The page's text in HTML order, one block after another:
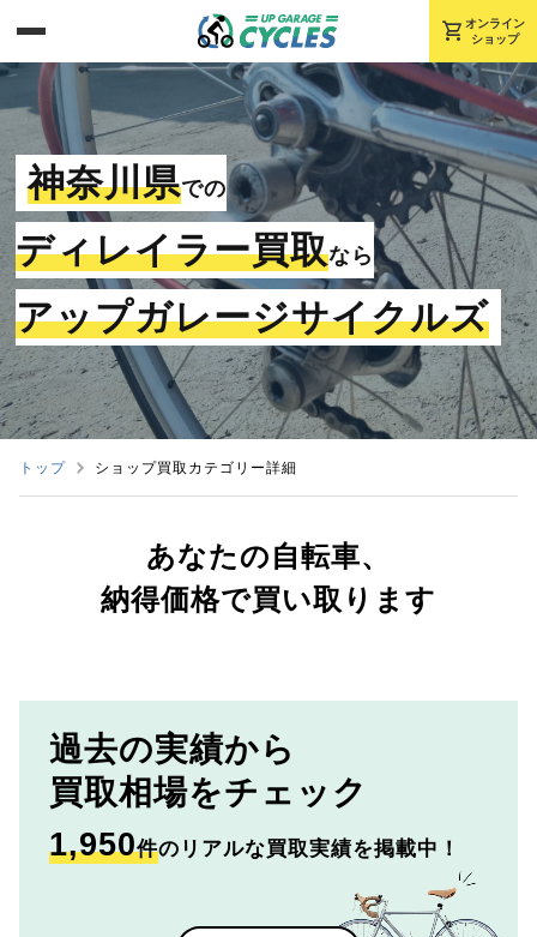
shopping_cart オンライン
ショップ
神奈川県での
ディレイラー買取なら
アップガレージサイクルズ
トップ ショップ買取カテゴリー詳細
あなたの自転車、
納得価格で買い取ります
過去の実績から
買取相場をチェック
1,950件のリアルな買取実績を掲載中！